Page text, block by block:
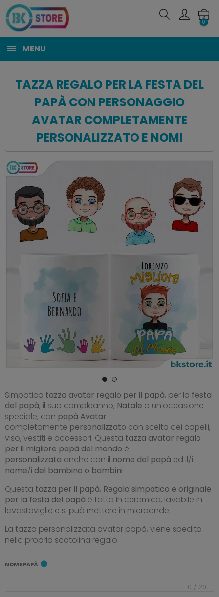
0
MENU
TAZZA REGALO PER LA FESTA DEL
PAPÀ CON PERSONAGGIO
AVATAR COMPLETAMENTE
PERSONALIZZATO E NOMI
Simpatica tazza avatar regalo per il papà, per la festa
del papà, il suo compleanno, Natale o un'occasione
speciale, con papà Avatar
completamente personalizzato con scelta dei capelli,
viso, vestiti e accessori. Questa tazza avatar regalo
per il migliore papà del mondo è
personalizzata anche con il nome del papà ed il/i
nome/i del bambino o bambini
Questa tazza per il papà, Regalo simpatico e originale
per la festa del papà è fatta in ceramica, lavabile in
lavastoviglie e si può mettere in microonde.
La tazza personalizzata avatar papà, viene spedita
nella propria scatolina regalo.
NOME PAPÀ info
0 / 20